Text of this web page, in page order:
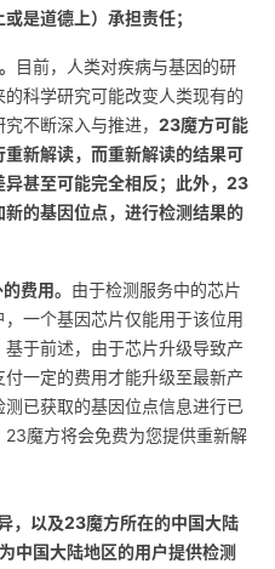
是道德上）承担责任；
目前，人类对疾病与基因的研
科学研究可能改变人类现有的
不断深入与推进， 23魔方可能
新解读，而重新解读的结果可
甚至可能完全相反；此外，23
的基因位点，进行检测结果的
费用。 由于检测服务中的芯片
一个基因芯片仅能用于该位用
于前述，由于芯片升级导致产
一定的费用才能升级至最新产
已获取的基因位点信息进行已
魔方将会免费为您提供重新解
，以及23魔方所在的中国大陆
中国大陆地区的用户提供检测